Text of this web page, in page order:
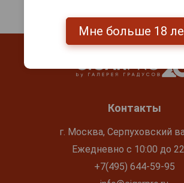
Контакты
г. Москва, Серпуховский
Ежедневно с 10:00 до
+7(495) 644-59-95
Мне больше 18